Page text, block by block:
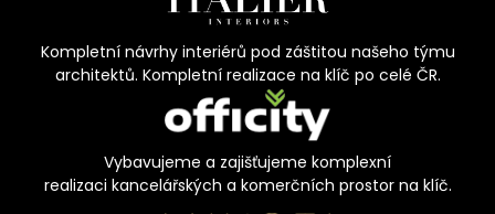
Kompletní návrhy interiérů pod záštitou našeho týmu
architektů. Kompletní realizace na klíč po celé ČR.
Vybavujeme a zajišťujeme komplexní
realizaci kancelářských a komerčních prostor na klíč.